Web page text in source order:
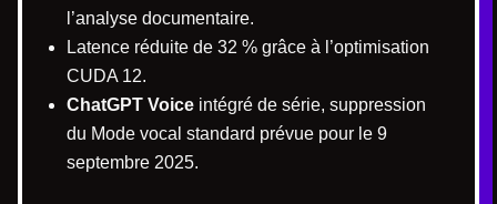
l’analyse documentaire.
Latence réduite de 32 % grâce à l’optimisation
CUDA 12.
ChatGPT Voice intégré de série, suppression
du Mode vocal standard prévue pour le 9
septembre 2025.